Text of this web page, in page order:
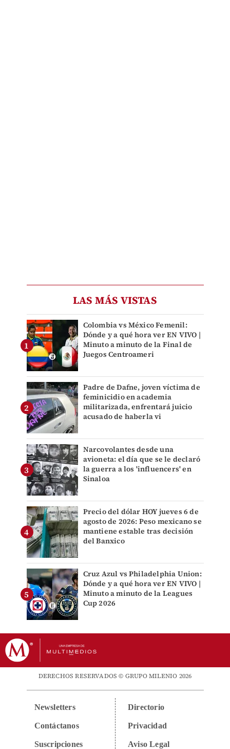
LAS MÁS VISTAS
Colombia vs México Femenil:
Dónde y a qué hora ver EN VIVO |
Minuto a minuto de la Final de
Juegos Centroameri
Padre de Dafne, joven víctima de
feminicidio en academia
militarizada, enfrentará juicio
acusado de haberla vi
Narcovolantes desde una
avioneta: el día que se le declaró
la guerra a los 'influencers' en
Sinaloa
Precio del dólar HOY jueves 6 de
agosto de 2026: Peso mexicano se
mantiene estable tras decisión
del Banxico
Cruz Azul vs Philadelphia Union:
Dónde y a qué hora ver EN VIVO |
Minuto a minuto de la Leagues
Cup 2026
DERECHOS RESERVADOS © GRUPO MILENIO 2026
Newsletters
Contáctanos
Suscripciones
Directorio
Privacidad
Aviso Legal